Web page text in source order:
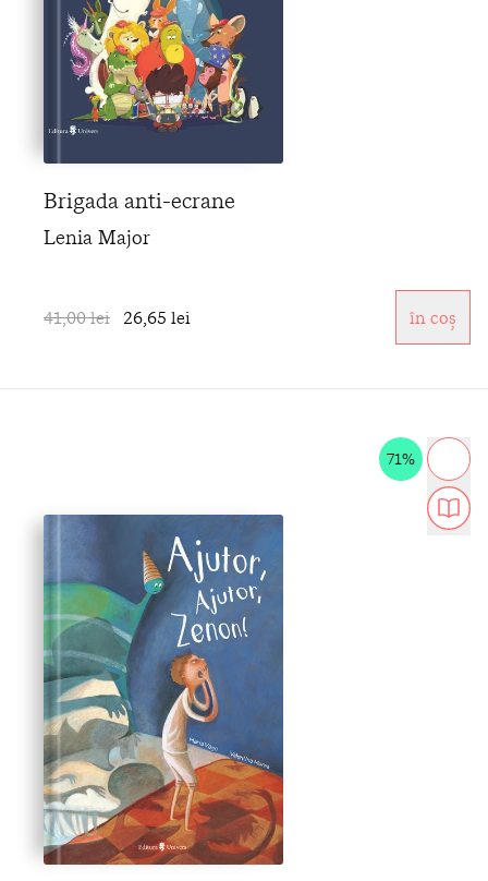
Brigada anti-ecrane
Lenia Major
41,00 lei 26,65 lei în coș
71%